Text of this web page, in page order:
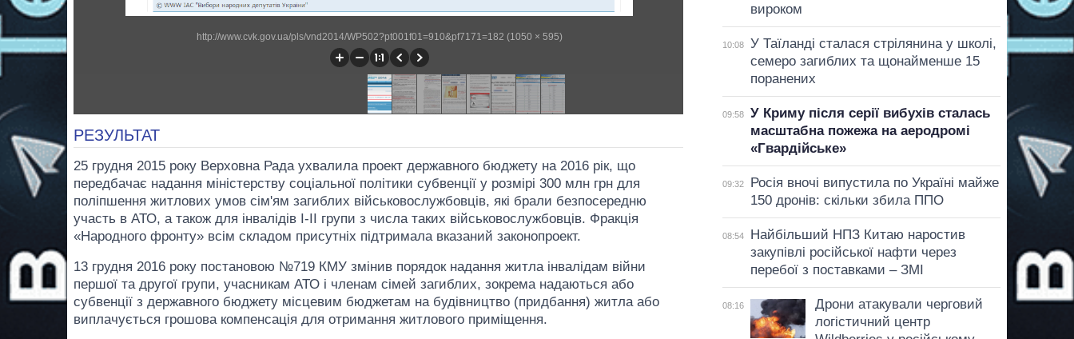
http://www.cvk.gov.ua/pls/vnd2014/WP502?pt001f01=910&pf7171=182 (1050 × 595)
РЕЗУЛЬТАТ
25 грудня 2015 року Верховна Рада ухвалила проект державного бюджету на 2016 рік, що
передбачає надання міністерству соціальної політики субвенції у розмірі 300 млн грн для
поліпшення житлових умов сім'ям загиблих військовослужбовців, які брали безпосередню
участь в АТО, а також для інвалідів I-II групи з числа таких військовослужбовців. Фракція
«Народного фронту» всім складом присутніх підтримала вказаний законопроект.
13 грудня 2016 року постановою №719 КМУ змінив порядок надання житла інвалідам війни
першої та другої групи, учасникам АТО і членам сімей загиблих, зокрема надаються або
субвенції з державного бюджету місцевим бюджетам на будівництво (придбання) житла або
виплачується грошова компенсація для отримання житлового приміщення.
вироком
10:08
У Таїланді сталася стрілянина у школі,
семеро загиблих та щонайменше 15
поранених
09:58
У Криму після серії вибухів сталась
масштабна пожежа на аеродромі
«Гвардійське»
09:32
Росія вночі випустила по Україні майже
150 дронів: скільки збила ППО
08:54
Найбільший НПЗ Китаю наростив
закупівлі російської нафти через
перебої з поставками – ЗМІ
08:16
Дрони атакували черговий
логістичний центр